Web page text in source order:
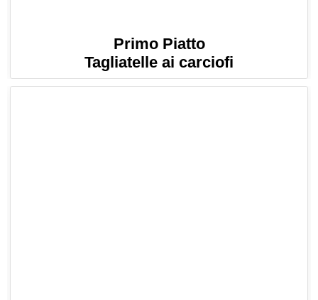
Primo Piatto
Tagliatelle ai carciofi